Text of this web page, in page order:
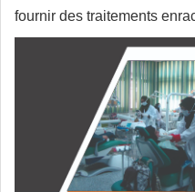
fournir des traitements